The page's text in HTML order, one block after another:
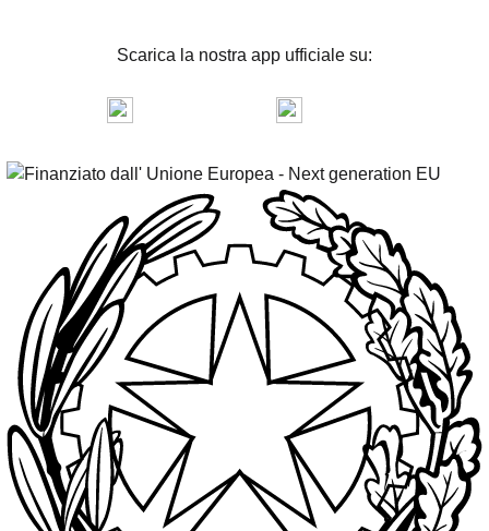
Scarica la nostra app ufficiale su: